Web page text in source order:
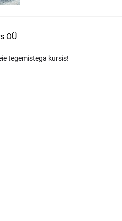
OÜ
tegemistega kursis!